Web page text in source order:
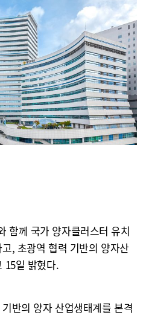
함께 국가 양자클러스터 유치
, 초광역 협력 기반의 양자산
15일 밝혔다.
반의 양자 산업생태계를 본격